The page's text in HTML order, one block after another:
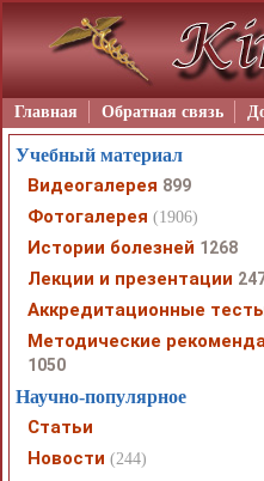
Главная Обратная связь
Учебный материал
Видеогалерея 899
Фотогалерея (1906)
Истории болезней 1268
Лекции и презентации
Аккредитационные
Методические
1050
Научно-популярное
Статьи
Новости (244)